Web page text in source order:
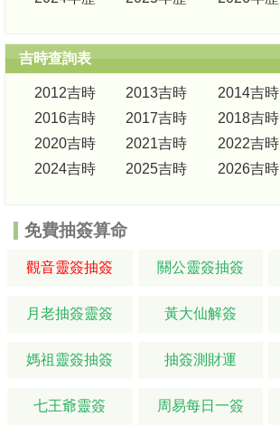
吉時查詢表
2012吉時 2013吉時 2014吉時
2016吉時
2017吉時 2018吉時
2020吉時
2021吉時 2022吉時
2024吉時
2025吉時 2026吉時
免費抽簽算命
觀音靈簽抽簽 關公靈簽抽簽
月老抽簽靈簽 黃大仙解簽
媽祖靈簽抽簽 抽簽測財運
七王爺靈簽 周易每日一簽